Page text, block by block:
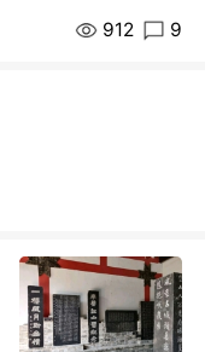
912 9